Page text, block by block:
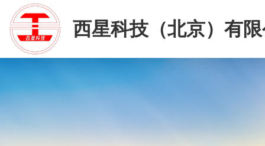
西星科技（北京）有